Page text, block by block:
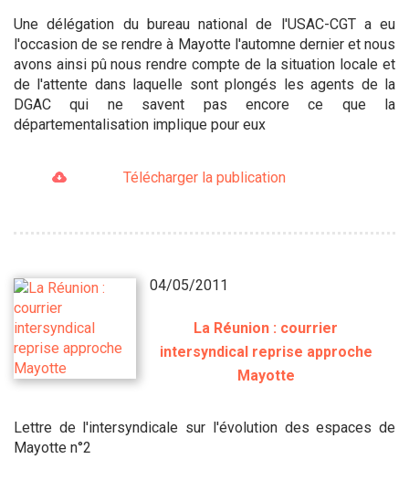
Une délégation du bureau national de l'USAC-CGT a eu
l'occasion de se rendre à Mayotte l'automne dernier et nous
avons ainsi pû nous rendre compte de la situation locale et
de l'attente dans laquelle sont plongés les agents de la
DGAC qui ne savent pas encore ce que la
départementalisation implique pour eux
Télécharger la publication
04/05/2011
La Réunion : courrier
intersyndical reprise approche
Mayotte
Lettre de l'intersyndicale sur l'évolution des espaces de
Mayotte n°2